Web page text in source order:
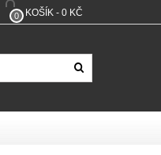
0 KOŠÍK - 0 KČ